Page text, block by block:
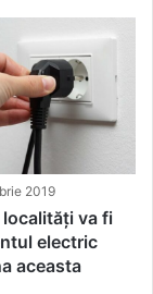
2019
localități va fi
electric
aceasta